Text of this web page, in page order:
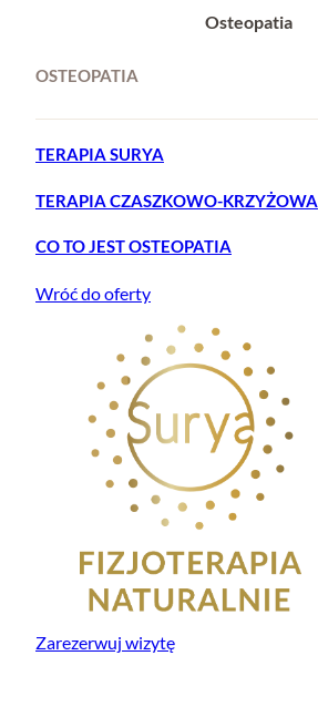
Osteopatia
OSTEOPATIA
TERAPIA SURYA
TERAPIA CZASZKOWO-KRZYŻOWA
CO TO JEST OSTEOPATIA
Wróć do oferty
Zarezerwuj wizytę